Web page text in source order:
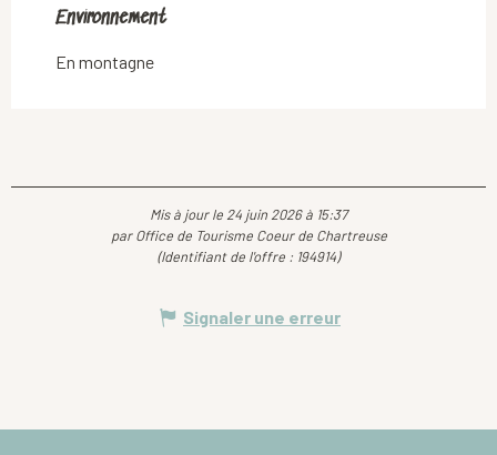
Environnement
Environnement
En montagne
Mis à jour le 24 juin 2026 à 15:37
par Office de Tourisme Coeur de Chartreuse
(Identifiant de l'offre : 194914)
Signaler une erreur